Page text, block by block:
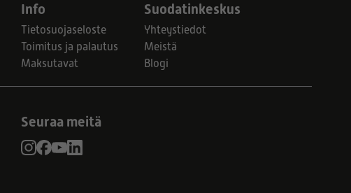
Info
Tietosuojaseloste
Toimitus ja palautus
Maksutavat
Suodatinkeskus
Yhteystiedot
Meistä
Blogi
Seuraa meitä